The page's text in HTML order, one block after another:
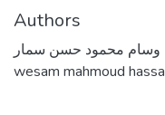
Authors
وسام محمود حسن سمار
wesam mahmoud